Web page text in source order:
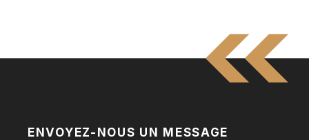
ENVOYEZ-NOUS UN MESSAGE